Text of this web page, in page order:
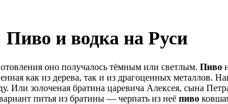
Пиво и водка на Руси
оно получалось тёмным или светлым. Пиво
как из дерева, так и из драгоценных металлов.
Или золоченая братина царевича Алексея, сына
питья из братины — черпать из неё пиво